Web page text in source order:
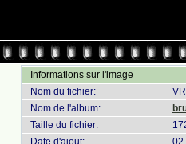
Informations sur l'image
Nom du fichier:
Nom de l'album:
Taille du fichier:
Date d'ajout:
02